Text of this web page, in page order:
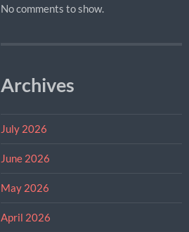
No comments to show.
Archives
July 2026
June 2026
May 2026
April 2026